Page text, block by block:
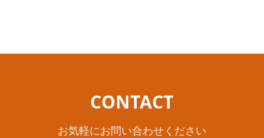
CONTACT
お気軽にお問い合わせください